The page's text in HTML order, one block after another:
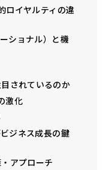
ロイヤルティの違
ショナル）と機
されているのか
激化
ジネス成長の鍵
アプローチ